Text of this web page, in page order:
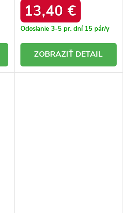
MC-39 BLACK
13,40 €
Odoslanie 3-5 pr. dní 15 pár/y
DETAIL